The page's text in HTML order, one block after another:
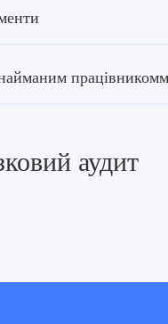
працівникомм
аудит